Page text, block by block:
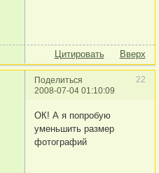
Цитировать Вверх
Поделиться
22
2008-07-04 01:10:09
ОК! А я попробую
уменьшить размер
фотографий